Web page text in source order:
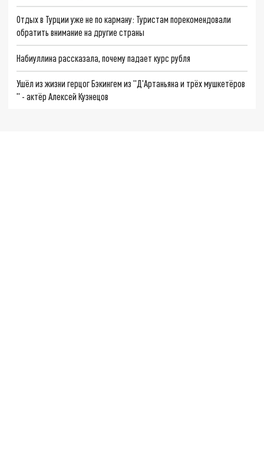
Отдых в Турции уже не по карману: Туристам порекомендовали
обратить внимание на другие страны
Набиуллина рассказала, почему падает курс рубля
Ушёл из жизни герцог Бэкингем из "Д'Артаньяна и трёх мушкетёров
" - актёр Алексей Кузнецов